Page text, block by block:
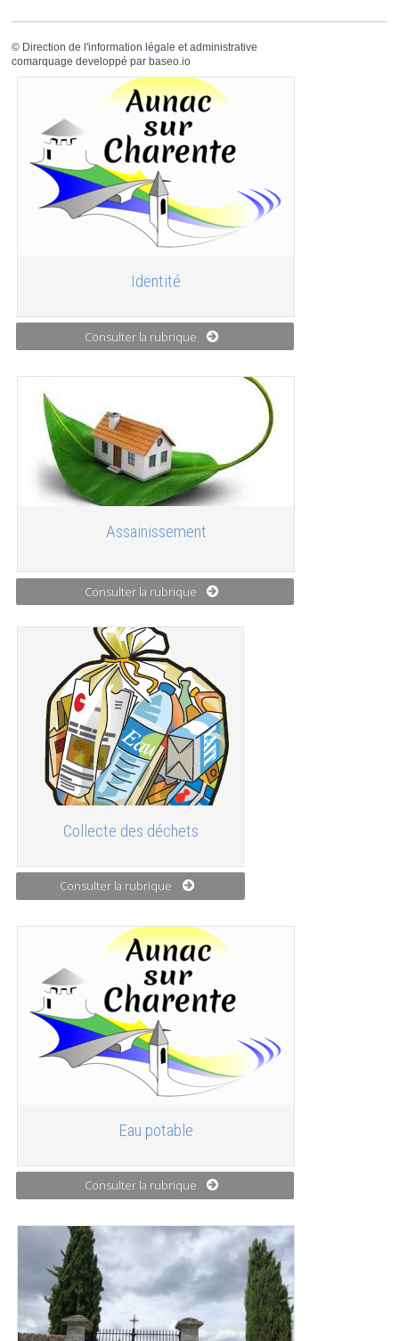
© Direction de l'information légale et administrative
comarquage developpé par baseo.io
Identité
Consulter la rubrique
Assainissement
Consulter la rubrique
Collecte des déchets
Consulter la rubrique
Eau potable
Consulter la rubrique